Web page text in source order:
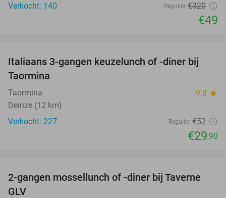
Verkocht: 140
Regulier €320
€49
43%
Italiaans 3-gangen keuzelunch of -diner bij
Taormina
Taormina 9.8 star
Deinze (12 km)
Verkocht: 227
Regulier €52
€29,90
38%
2-gangen mossellunch of -diner bij Taverne
GLV